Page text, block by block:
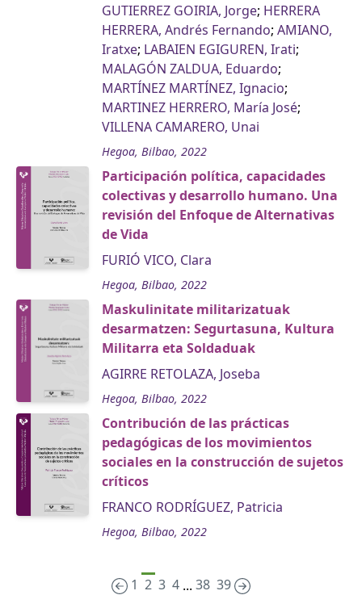
GUTIERREZ GOIRIA, Jorge; HERRERA
HERRERA, Andrés Fernando; AMIANO,
Iratxe; LABAIEN EGIGUREN, Irati;
MALAGÓN ZALDUA, Eduardo;
MARTÍNEZ MARTÍNEZ, Ignacio;
MARTINEZ HERRERO, María José;
VILLENA CAMARERO, Unai
Hegoa, Bilbao, 2022
Participación política, capacidades
colectivas y desarrollo humano. Una
revisión del Enfoque de Alternativas
de Vida
FURIÓ VICO, Clara
Hegoa, Bilbao, 2022
Maskulinitate militarizatuak
desarmatzen: Segurtasuna, Kultura
Militarra eta Soldaduak
AGIRRE RETOLAZA, Joseba
Hegoa, Bilbao, 2022
Contribución de las prácticas
pedagógicas de los movimientos
sociales en la construcción de sujetos
críticos
FRANCO RODRÍGUEZ, Patricia
Hegoa, Bilbao, 2022
1 2 3 4 ... 38 39